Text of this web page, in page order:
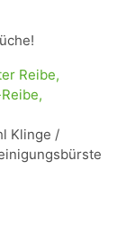
Reibe,
Klinge /